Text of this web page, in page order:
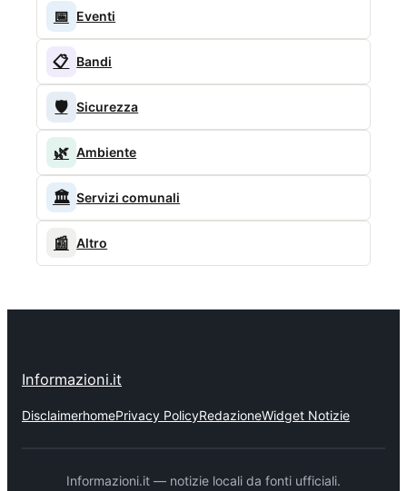
📅 Eventi
📋 Bandi
🛡️ Sicurezza
🌿 Ambiente
🏛️ Servizi comunali
📰 Altro
Informazioni.it
DisclaimerhomePrivacy PolicyRedazioneWidget Notizie
Informazioni.it — notizie locali da fonti ufficiali.